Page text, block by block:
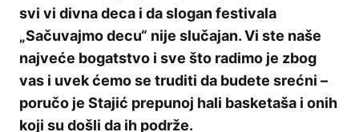
svi vi divna deca i da slogan festivala
„Sačuvajmo decu“ nije slučajan. Vi ste naše
najveće bogatstvo i sve što radimo je zbog
vas i uvek ćemo se truditi da budete srećni –
poručo je Stajić prepunoj hali basketaša i onih
koji su došli da ih podrže.